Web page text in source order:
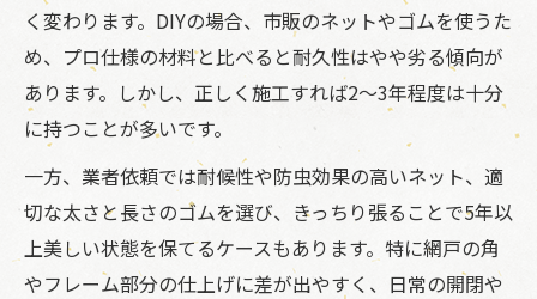
く変わります。DIYの場合、市販のネットやゴムを使うた
め、プロ仕様の材料と比べると耐久性はやや劣る傾向が
あります。しかし、正しく施工すれば2～3年程度は十分
に持つことが多いです。
一方、業者依頼では耐候性や防虫効果の高いネット、適
切な太さと長さのゴムを選び、きっちり張ることで5年以
上美しい状態を保てるケースもあります。特に網戸の角
やフレーム部分の仕上げに差が出やすく、日常の開閉や